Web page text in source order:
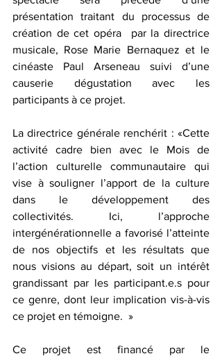
présentation traitant du processus de
création de cet opéra  par la directrice
musicale, Rose Marie Bernaquez et le
cinéaste Paul Arseneau suivi d’une
causerie dégustation avec les
participants à ce projet.
La directrice générale renchérit : «Cette
activité cadre bien avec le Mois de
l’action culturelle communautaire qui
vise à souligner l’apport de la culture
dans le développement des
collectivités. Ici, l’approche
intergénérationnelle a favorisé l’atteinte
de nos objectifs et les résultats que
nous visions au départ, soit un intérêt
grandissant par les participant.e.s pour
ce genre, dont leur implication vis-à-vis
ce projet en témoigne.  »
Ce projet est financé par le